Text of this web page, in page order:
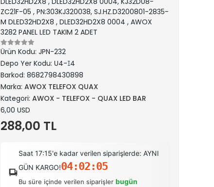
ZC21F-05 , PN:303KJ320038, SJ.HZ.D3200801-2835-
M DLED32HD2X8 , DLED32HD2X8 0004 , AWOX
3282 PANEL LED TAKIM 2 ADET
Ürün Kodu: JPN-232
Depo Yer Kodu: U4-ꀤ4
Barkod: 8682798430898
Marka: AWOX TELEFOX QUAX
Kategori: AWOX - TELEFOX - QUAX LED BAR
6,00 USD
288,00 TL
Saat 17:15'e kadar verilen siparişlerde: AYNI
GÜN KARGO!04:02:04
Bu süre içinde verilen siparişler bugün